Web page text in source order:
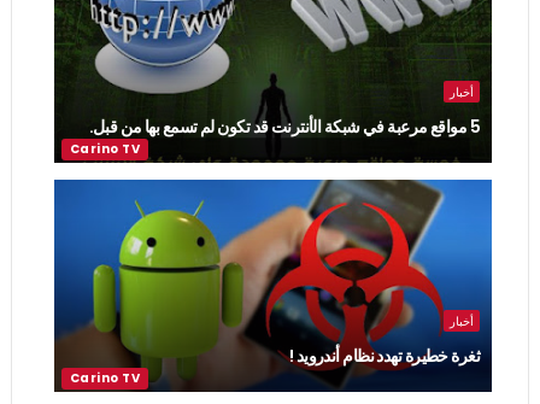
أخبار
5 مواقع مرعبة في شبكة الأنترنت قد تكون لم تسمع بها من قبل.
أخبار
ثغرة خطيرة تهدد نظام أندرويد !